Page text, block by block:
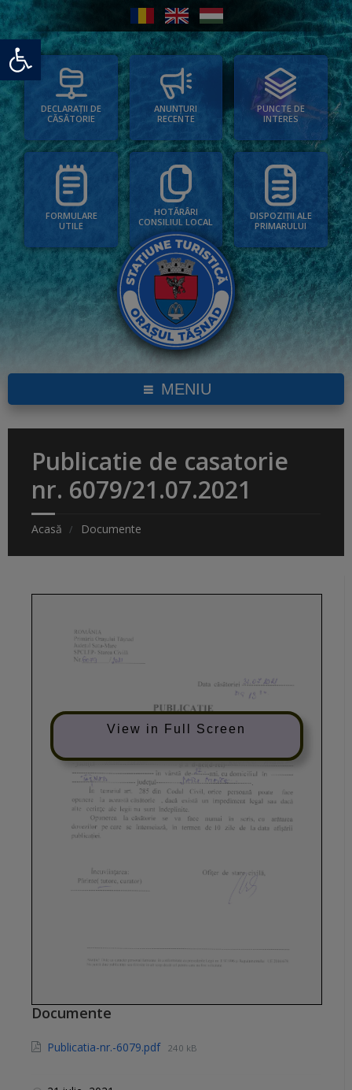
Deschide bara de unelte
DECLARAȚII DE
CĂSĂTORIE
ANUNȚURI
RECENTE
PUNCTE DE
INTERES
FORMULARE
UTILE
HOTĂRÂRI
CONSILIUL LOCAL
DISPOZIȚII ALE
PRIMARULUI
MENIU
Publicatie de casatorie
nr. 6079/21.07.2021
Acasă Documente
View in Full Screen
Documente
Publicatia-nr.-6079.pdf 240 kB